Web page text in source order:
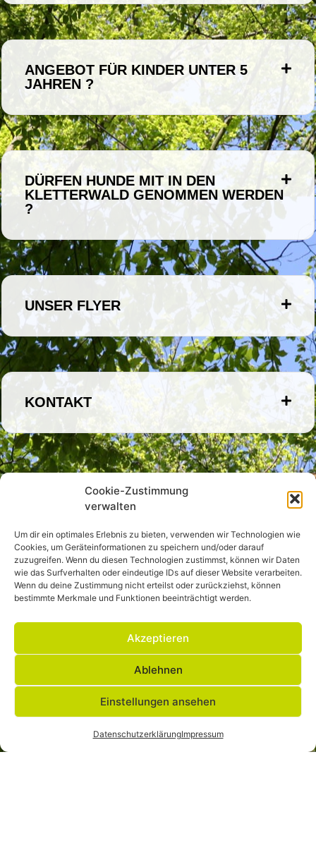
Cookie-Zustimmung
verwalten
Um dir ein optimales Erlebnis zu bieten, verwenden wir Technologien wie
Cookies, um Geräteinformationen zu speichern und/oder darauf
zuzugreifen. Wenn du diesen Technologien zustimmst, können wir Daten
wie das Surfverhalten oder eindeutige IDs auf dieser Website verarbeiten.
Wenn du deine Zustimmung nicht erteilst oder zurückziehst, können
bestimmte Merkmale und Funktionen beeinträchtigt werden.
Akzeptieren
Ablehnen
Einstellungen ansehen
DatenschutzerklärungImpressum
ANGEBOT FÜR KINDER UNTER 5
JAHREN ?
DÜRFEN HUNDE MIT IN DEN
KLETTERWALD GENOMMEN WERDEN
?
UNSER FLYER
KONTAKT